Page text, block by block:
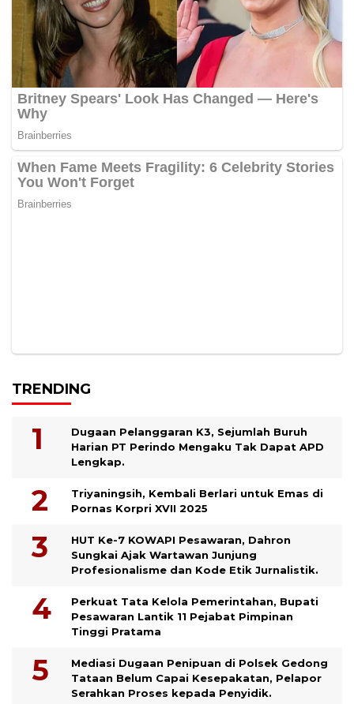
TRENDING
Dugaan Pelanggaran K3, Sejumlah Buruh
Harian PT Perindo Mengaku Tak Dapat APD
Lengkap.
Triyaningsih, Kembali Berlari untuk Emas di
Pornas Korpri XVII 2025
HUT Ke-7 KOWAPI Pesawaran, Dahron
Sungkai Ajak Wartawan Junjung
Profesionalisme dan Kode Etik Jurnalistik.
Perkuat Tata Kelola Pemerintahan, Bupati
Pesawaran Lantik 11 Pejabat Pimpinan
Tinggi Pratama
Mediasi Dugaan Penipuan di Polsek Gedong
Tataan Belum Capai Kesepakatan, Pelapor
Serahkan Proses kepada Penyidik.